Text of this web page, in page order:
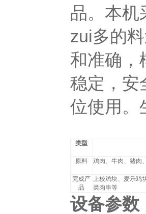
品。本机
zui多的
和准确，
稳定，安
位使用。
类型
原料 鸡肉、牛肉、猪肉
完成产
品
上校鸡块、麦乐鸡
类肉串等
设备参数